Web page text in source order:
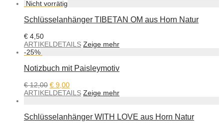
Schlüsselanhänger TIBETAN OM aus Horn Natur
€ 4,50
ARTIKELDETAILS Zeige mehr
-25%
Notizbuch mit Paisleymotiv
€12,00 € 9,00
ARTIKELDETAILS Zeige mehr
Schlüsselanhänger WITH LOVE aus Horn Natur